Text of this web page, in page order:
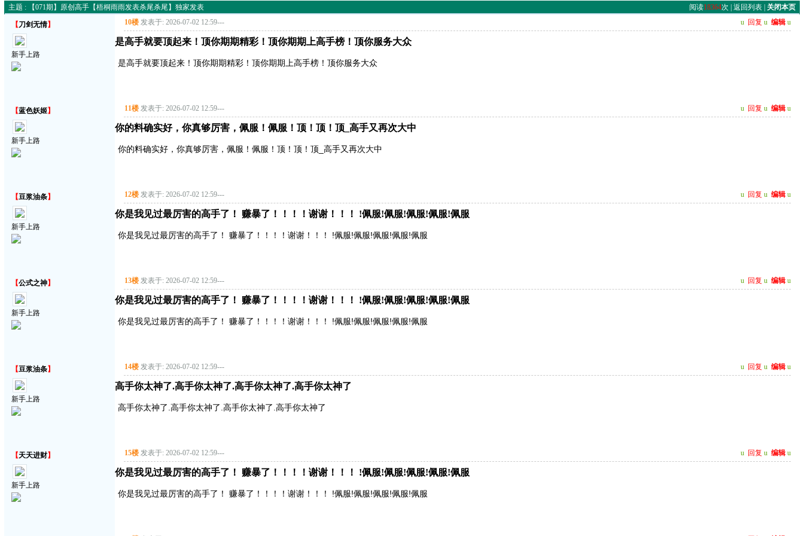
主题 : 【071期】原创高手【梧桐雨雨发表杀尾杀尾】独家发表 阅读18364次 | 返回列表| 关闭本页
【刀剑无情】
新手上路
10楼 发表于: 2026-07-02 12:59--- u 回复 u 编辑 u
是高手就要顶起来！顶你期期精彩！顶你期期上高手榜！顶你服务大众
是高手就要顶起来！顶你期期精彩！顶你期期上高手榜！顶你服务大众
【蓝色妖姬】
新手上路
11楼 发表于: 2026-07-02 12:59--- u 回复 u 编辑 u
你的料确实好，你真够厉害，佩服！佩服！顶！顶！顶_高手又再次大中
你的料确实好，你真够厉害，佩服！佩服！顶！顶！顶_高手又再次大中
【豆浆油条】
新手上路
12楼 发表于: 2026-07-02 12:59--- u 回复 u 编辑 u
你是我见过最厉害的高手了！ 赚暴了！！！！谢谢！！！ !佩服!佩服!佩服!佩服!佩服
你是我见过最厉害的高手了！ 赚暴了！！！！谢谢！！！ !佩服!佩服!佩服!佩服!佩服
【公式之神】
新手上路
13楼 发表于: 2026-07-02 12:59--- u 回复 u 编辑 u
你是我见过最厉害的高手了！ 赚暴了！！！！谢谢！！！ !佩服!佩服!佩服!佩服!佩服
你是我见过最厉害的高手了！ 赚暴了！！！！谢谢！！！ !佩服!佩服!佩服!佩服!佩服
【豆浆油条】
新手上路
14楼 发表于: 2026-07-02 12:59--- u 回复 u 编辑 u
高手你太神了.高手你太神了.高手你太神了.高手你太神了
高手你太神了.高手你太神了.高手你太神了.高手你太神了
【天天进财】
新手上路
15楼 发表于: 2026-07-02 12:59--- u 回复 u 编辑 u
你是我见过最厉害的高手了！ 赚暴了！！！！谢谢！！！ !佩服!佩服!佩服!佩服!佩服
你是我见过最厉害的高手了！ 赚暴了！！！！谢谢！！！ !佩服!佩服!佩服!佩服!佩服